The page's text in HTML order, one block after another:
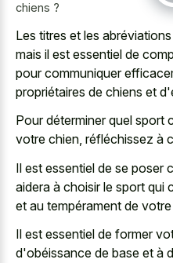
chiens ?
Les titres et les
mais il est essentiel de
pour communiquer
propriétaires de chiens et
Pour déterminer quel sport
votre chien, réfléchissez à
Il est essentiel de se poser
aidera à choisir le sport qui
et au tempérament de
Il est essentiel de former
d'obéissance de base et à